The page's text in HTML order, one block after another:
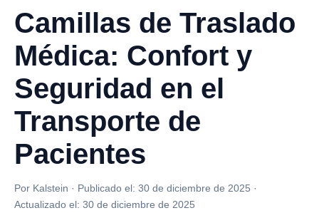
Camillas de Traslado
Médica: Confort y
Seguridad en el
Transporte de
Pacientes
Por Kalstein · Publicado el: 30 de diciembre de 2025 ·
Actualizado el: 30 de diciembre de 2025